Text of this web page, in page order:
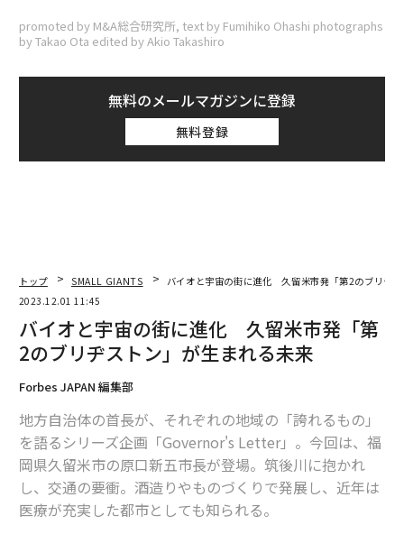
promoted by M&A総合研究所, text by Fumihiko Ohashi photographs
by Takao Ota edited by Akio Takashiro
無料のメールマガジンに登録
無料登録
トップ SMALL GIANTS
バイオと宇宙の街に進化 久留米市発「第2のブリヂ
2023.12.01 11:45
バイオと宇宙の街に進化 久留米市発「第
2のブリヂストン」が生まれる未来
Forbes JAPAN 編集部
地方自治体の首長が、それぞれの地域の「誇れるもの」
を語るシリーズ企画「Governor's Letter」。今回は、福
岡県久留米市の原口新五市長が登場。筑後川に抱かれ
し、交通の要衝。酒造りやものづくりで発展し、近年は
医療が充実した都市としても知られる。